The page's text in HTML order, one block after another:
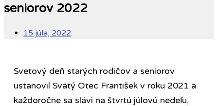
seniorov 2022
15 júla, 2022
Svetový deň starých rodičov a seniorov
ustanovil Svätý Otec František v roku 2021 a
každoročne sa slávi na štvrtú júlovú nedeľu,